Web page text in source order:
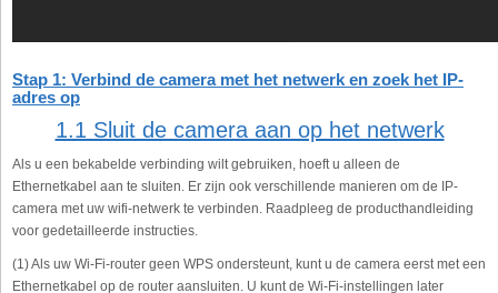
Stap 1: Verbind de camera met het netwerk en zoek het IP-
adres op
1.1 Sluit de camera aan op het netwerk
Als u een bekabelde verbinding wilt gebruiken, hoeft u alleen de
Ethernetkabel aan te sluiten. Er zijn ook verschillende manieren om de IP-
camera met uw wifi-netwerk te verbinden. Raadpleeg de producthandleiding
voor gedetailleerde instructies.
(1) Als uw Wi-Fi-router geen WPS ondersteunt, kunt u de camera eerst met een
Ethernetkabel op de router aansluiten. U kunt de Wi-Fi-instellingen later